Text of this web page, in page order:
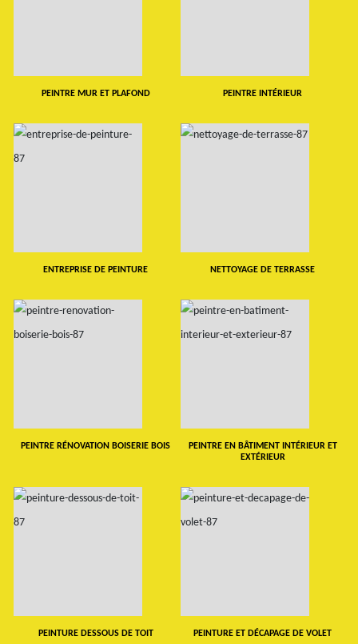
PEINTRE MUR ET PLAFOND PEINTRE INTÉRIEUR
ENTREPRISE DE PEINTURE NETTOYAGE DE TERRASSE
PEINTRE RÉNOVATION BOISERIE BOIS
PEINTRE EN BÂTIMENT INTÉRIEUR ET
EXTÉRIEUR
PEINTURE DESSOUS DE TOIT PEINTURE ET DÉCAPAGE DE VOLET